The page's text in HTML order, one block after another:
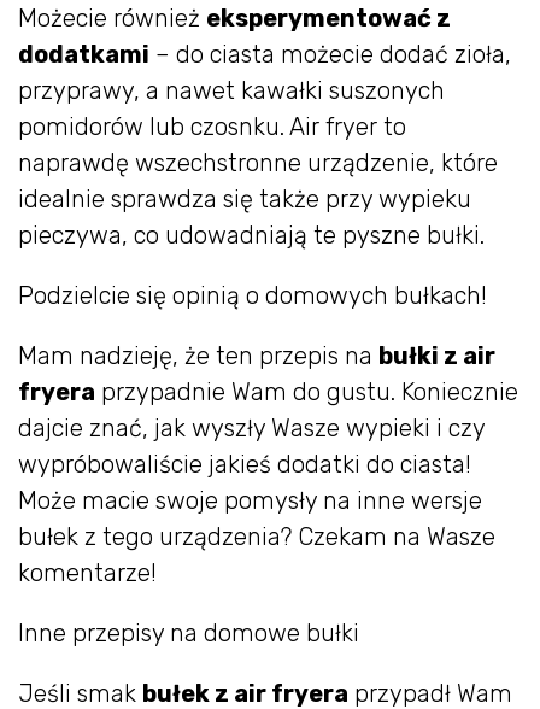
Możecie również eksperymentować z
dodatkami – do ciasta możecie dodać zioła,
przyprawy, a nawet kawałki suszonych
pomidorów lub czosnku. Air fryer to
naprawdę wszechstronne urządzenie, które
idealnie sprawdza się także przy wypieku
pieczywa, co udowadniają te pyszne bułki.
Podzielcie się opinią o domowych bułkach!
Mam nadzieję, że ten przepis na bułki z air
fryera przypadnie Wam do gustu. Koniecznie
dajcie znać, jak wyszły Wasze wypieki i czy
wypróbowaliście jakieś dodatki do ciasta!
Może macie swoje pomysły na inne wersje
bułek z tego urządzenia? Czekam na Wasze
komentarze!
Inne przepisy na domowe bułki
Jeśli smak bułek z air fryera przypadł Wam